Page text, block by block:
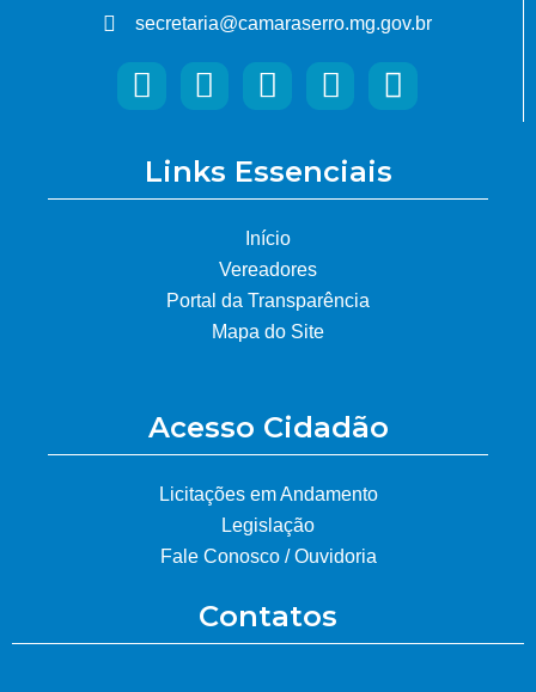
secretaria@camaraserro.mg.gov.br
Links Essenciais
Início
Vereadores
Portal da Transparência
Mapa do Site
Acesso Cidadão
Licitações em Andamento
Legislação
Fale Conosco / Ouvidoria
Contatos